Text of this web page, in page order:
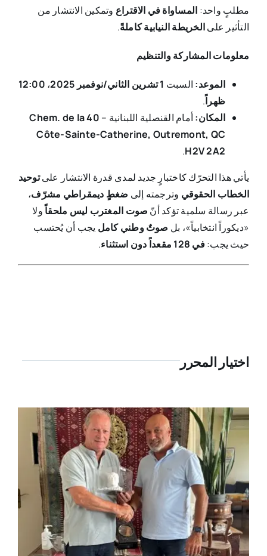
مطلبٍ واحد: المساواة في الاقتراع وتمكين الانتشار من
التأثير علىالخريطة النيابية كاملةً.
معلومات المشاركة والتنظيم
الموعد: السبت 1تشرين الثاني/نوفمبر 2025 ، 12:00
ظهراً.
المكان:أمام القنصلية اللبنانية –
40 Chem. de la
Côte-Sainte-Catherine, Outremont, QC
H2V 2A2
.
يأتي هذا التحرّك كاختبارٍ جديد لمدى قدرة الانتشار علىتوحيد
الخطاب الحقوقي وترجمته إلى ضغطٍ ديمقراطي مشرّف،
عبر رسالة سلمية تؤكد أنّ صوت المغترب ليس ملحقاًولا
«ديكوراً انتخابياً»، بل صوتٌ وطني كامل يجب أن يُحتسب
حيث يجب:في 128 مقعداً دون استثناء .
اختيار المحرر